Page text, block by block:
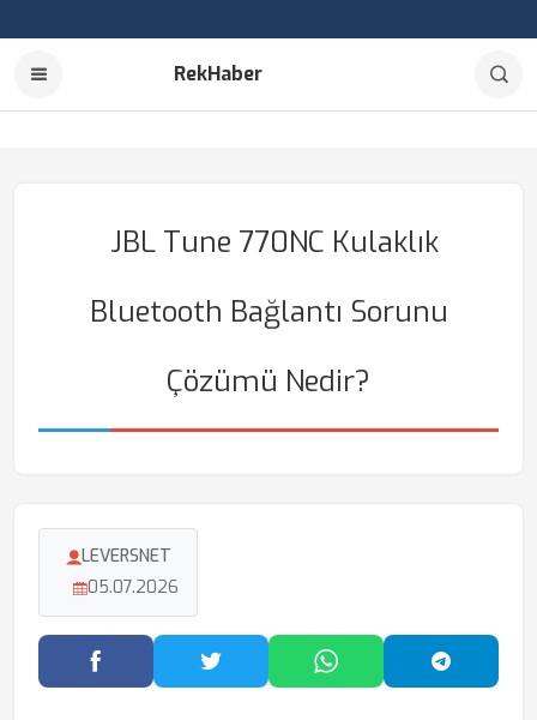
RekHaber
JBL Tune 770NC Kulaklık
Bluetooth Bağlantı Sorunu
Çözümü Nedir?
LEVERSNET
05.07.2026
Facebook'ta PaylaşTwitter'da PaylaşWhatsApp'ta Paylaş